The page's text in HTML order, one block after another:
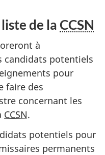
de laCCSN
à
candidats potentiels
pour
faire des
concernant les
CCSN.
potentiels pour
permanents